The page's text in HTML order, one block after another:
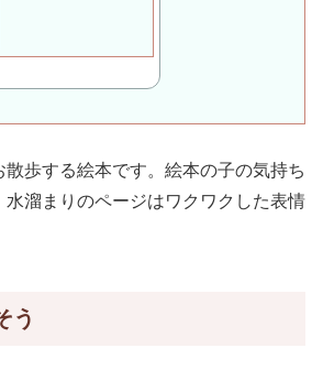
歩する絵本です。絵本の子の気持ち
水溜まりのページはワクワクした表情
う